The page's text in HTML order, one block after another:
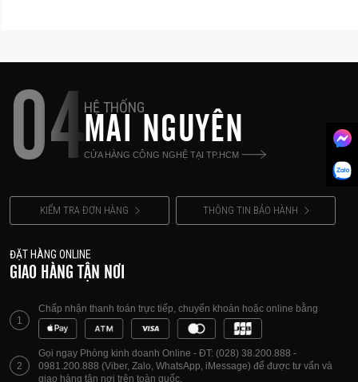
04HỆ THỐNG
MAI NGUYÊN
CỬA HÀNG CÔNG NGHỆ TẠI TP.HCM
KIỂM TRA ĐƠN HÀNG THÔNG TIN BẢO HÀNH
ĐẶT HÀNG ONLINE
GIAO HÀNG TẬN NƠI
1
Chấp nhận thanh toán trực tiếp, chuyển khoản hoặc online bằng
2
Gọi ngay Phòng kinh doanh Online - ĐT: (028) 38.200.888 -
0981.200.888 (Viber, Zalo, WhatsApp, iMessage) để được tư vấn và
giao hàng tận nơi trên toàn quốc.